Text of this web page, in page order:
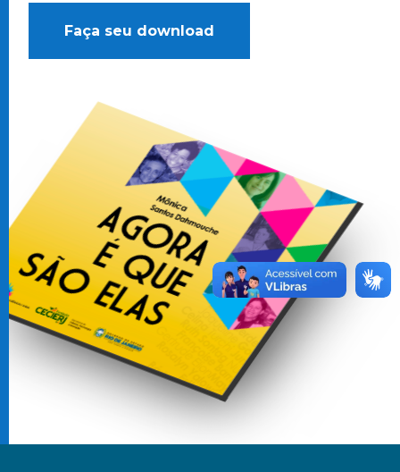
Faça seu download